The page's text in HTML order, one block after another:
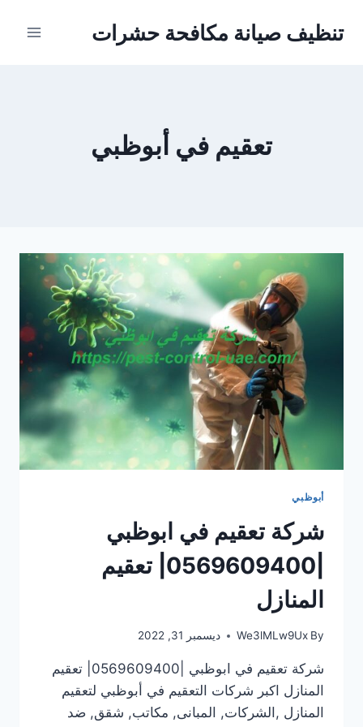
تنظيف صيانة مكافحة حشرات
تعقيم في أبوظبي
أبوظبي
شركة تعقيم في ابوظبي
|0569609400| تعقيم
المنازل
By
We3lMLw9Ux ديسمبر 31, 2022
شركة تعقيم في ابوظبي |0569609400| تعقيم
المنازل اكبر شركات التعقيم في أبوظبي لتعقيم
المنازل ,الشركات, المبانى, مكاتب, شقق, ضد